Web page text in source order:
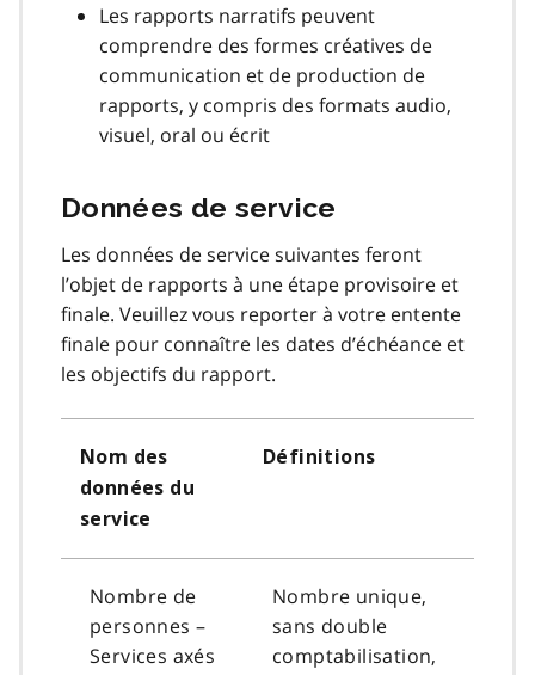
Les rapports narratifs peuvent
comprendre des formes créatives de
communication et de production de
rapports, y compris des formats audio,
visuel, oral ou écrit
Données de service
Les données de service suivantes feront
l’objet de rapports à une étape provisoire et
finale. Veuillez vous reporter à votre entente
finale pour connaître les dates d’échéance et
les objectifs du rapport.
Nom des
données du
service
Définitions
Nombre de
personnes –
Services axés
Nombre unique,
sans double
comptabilisation,